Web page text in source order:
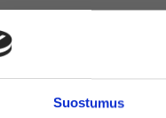
Suostumus
laitteet ovat?